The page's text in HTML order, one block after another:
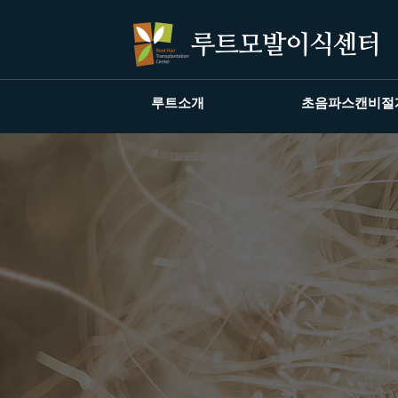
루트소개 초음파스캔비절